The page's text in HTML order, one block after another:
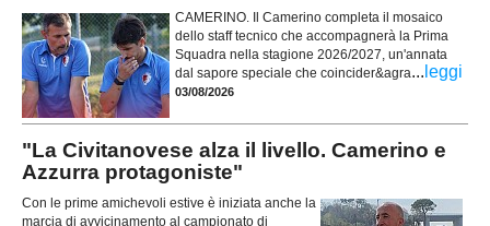
CAMERINO. Il Camerino completa il mosaico
dello staff tecnico che accompagnerà la Prima
Squadra nella stagione 2026/2027, un'annata
dal sapore speciale che coincider&agra... leggi
03/08/2026
"La Civitanovese alza il livello. Camerino e
Azzurra protagoniste"
Con le prime amichevoli estive è iniziata anche la
marcia di avvicinamento al campionato di